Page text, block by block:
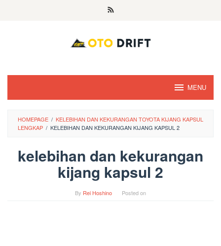
MENU
HOMEPAGE / KELEBIHAN DAN KEKURANGAN TOYOTA KIJANG KAPSUL
LENGKAP / KELEBIHAN DAN KEKURANGAN KIJANG KAPSUL 2
kelebihan dan kekurangan
kijang kapsul 2
By Rei Hoshino Posted on